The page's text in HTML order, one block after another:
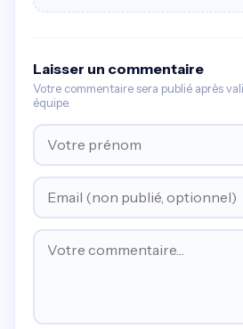
Laisser un commentaire
Votre commentaire sera publié après
équipe.